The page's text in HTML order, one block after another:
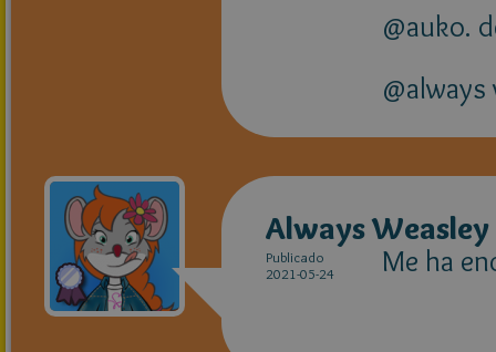
@auko.
Always Weasley
Publicado
2021-05-24
Me ha